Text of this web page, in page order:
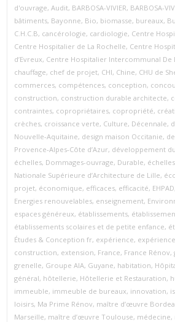
d'ouvrage, Audit, BARBOSA-VIVIER, BARBOSA-
bâtiments, Bayonne, Bio, biomasse, bureaux,
C.H.C.B, cancérologie, cardiologie, Centre
Centre Hospitalier de La Rochelle, Centre
d’Evreux, Centre Hospitalier Intercommunal De
chauffage, chef de projet, CHI, Chine, CHU de
commerces, compétences, conception,
construction, construction durable architecte,
contraintes, copropriétaires, copropriété,
crèches, croissance verte, Culture, Décennale,
Nouvelle‑Aquitaine, design maison Occitanie,
Provence‑Alpes‑Côte d’Azur, développement
échelles, Dommages-ouvrage, Durable,
Nationale Supérieure d’Architecture de Lille,
projet, économique, efficaces, efficacité, EHPAD
Energies renouvelables, enseignement,
espaces généreux, établissements,
établissements scolaires et de petite enfance,
Études & Conception fr, expérience,
construction, extension, France, France Rénov,
grenelle, Groupe AIA, Guyane, habitation,
général, hôtellerie, Hôtellerie et Restauration,
immeuble, immeuble de bureaux, innovation,
loisirs, Ma Prime Rénov, maître d’œuvre
Marseille, maître d’œuvre Toulouse, médecine,